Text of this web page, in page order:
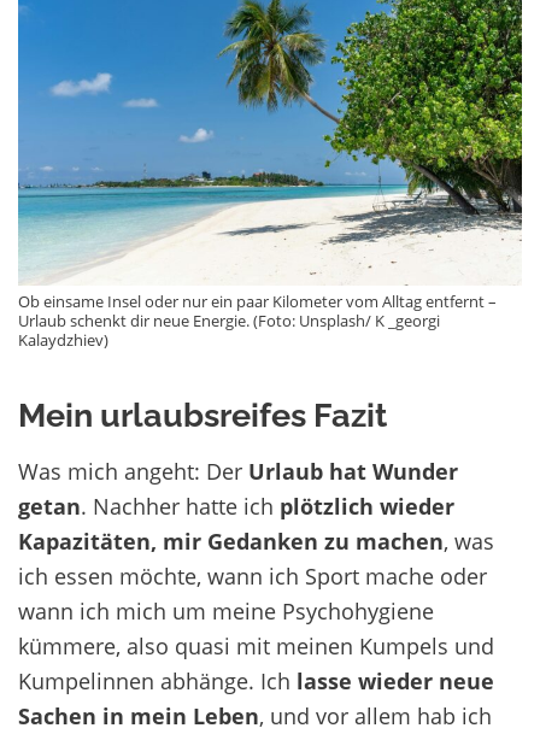
Ob einsame Insel oder nur ein paar Kilometer vom Alltag entfernt –
Urlaub schenkt dir neue Energie. (Foto: Unsplash/ K _georgi
Kalaydzhiev)
Mein urlaubsreifes Fazit
Was mich angeht: Der Urlaub hat Wunder
getan. Nachher hatte ich plötzlich wieder
Kapazitäten, mir Gedanken zu machen, was
ich essen möchte, wann ich Sport mache oder
wann ich mich um meine Psychohygiene
kümmere, also quasi mit meinen Kumpels und
Kumpelinnen abhänge. Ich lasse wieder neue
Sachen in mein Leben, und vor allem hab ich